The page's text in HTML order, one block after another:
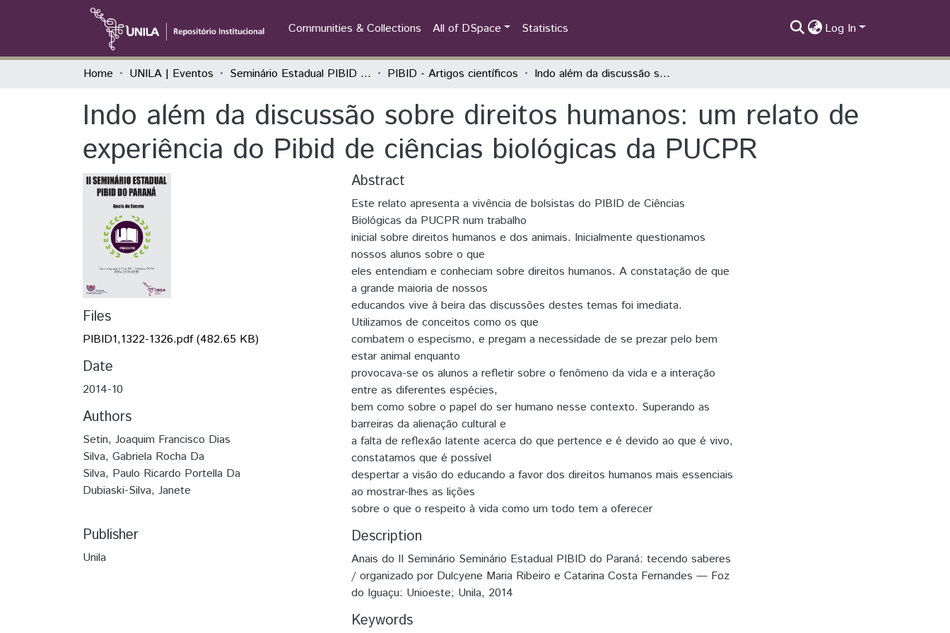
Communities & Collections All of DSpace Statistics Log In
Home UNILA | Eventos Seminário Estadual PIBID do Paraná: tecendo saberes (PIBID) PIBID - Artigos científicos Indo além da discussão sobre direitos humanos: um relato de experiência do Pibid de ciências biológicas da PUCPR
Indo além da discussão sobre direitos humanos: um relato de
experiência do Pibid de ciências biológicas da PUCPR
Files
PIBID1,1322-1326.pdf(482.65 KB)
Date
2014-10
Authors
Setin, Joaquim Francisco Dias
Silva, Gabriela Rocha Da
Silva, Paulo Ricardo Portella Da
Dubiaski-Silva, Janete
Publisher
Unila
Abstract
Este relato apresenta a vivência de bolsistas do PIBID de Ciências
Biológicas da PUCPR num trabalho
inicial sobre direitos humanos e dos animais. Inicialmente questionamos
nossos alunos sobre o que
eles entendiam e conheciam sobre direitos humanos. A constatação de que
a grande maioria de nossos
educandos vive à beira das discussões destes temas foi imediata.
Utilizamos de conceitos como os que
combatem o especismo, e pregam a necessidade de se prezar pelo bem
estar animal enquanto
provocava-se os alunos a refletir sobre o fenômeno da vida e a interação
entre as diferentes espécies,
bem como sobre o papel do ser humano nesse contexto. Superando as
barreiras da alienação cultural e
a falta de reflexão latente acerca do que pertence e é devido ao que é vivo,
constatamos que é possível
despertar a visão do educando a favor dos direitos humanos mais essenciais
ao mostrar-lhes as lições
sobre o que o respeito à vida como um todo tem a oferecer
Description
Anais do II Seminário Seminário Estadual PIBID do Paraná: tecendo saberes
/ organizado por Dulcyene Maria Ribeiro e Catarina Costa Fernandes — Foz
do Iguaçu: Unioeste; Unila, 2014
Keywords